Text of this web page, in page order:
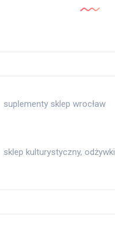
suplementy sklep wrocław
sklep kulturystyczny, odżywki